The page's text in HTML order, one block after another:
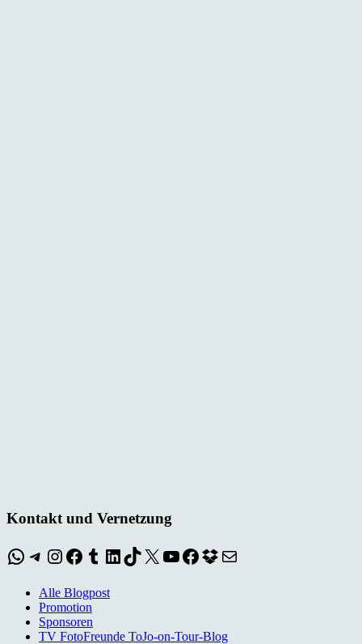
Kontakt und Vernetzung
WhatsApp
Telegram
Instagram
Facebook
Tumblr
LinkedIn
TikTok
X YouTube
Facebook
Dropbox
E-Mail
Alle Blogpost
Promotion
Sponsoren
TV FotoFreunde ToJo-on-Tour-Blog